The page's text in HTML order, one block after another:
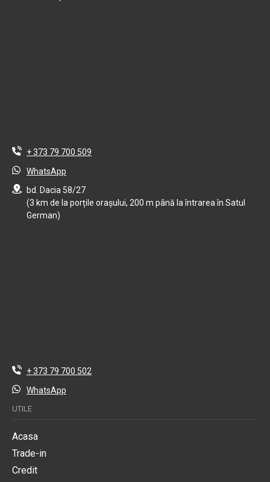
+ 373 79 700 509
WhatsApp
bd. Dacia 58/27
(3 km de la porțile orașului, 200 m până la întrarea în Satul
German)
+ 373 79 700 502
WhatsApp
UTILE
Acasa
Trade-in
Credit